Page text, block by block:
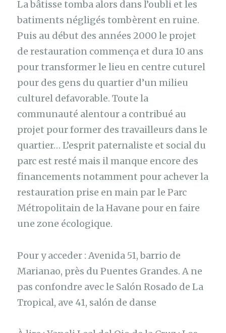
La bâtisse tomba alors dans l’oubli et les
batiments négligés tombèrent en ruine.
Puis au début des années 2000 le projet
de restauration commença et dura 10 ans
pour transformer le lieu en centre cuturel
pour des gens du quartier d’un milieu
culturel defavorable. Toute la
communauté alentour a contribué au
projet pour former des travailleurs dans le
quartier… L’esprit paternaliste et social du
parc est resté mais il manque encore des
financements notamment pour achever la
restauration prise en main par le Parc
Métropolitain de la Havane pour en faire
une zone écologique.
Pour y acceder : Avenida 51, barrio de
Marianao, près du Puentes Grandes. A ne
pas confondre avec le Salón Rosado de La
Tropical, ave 41, salón de danse